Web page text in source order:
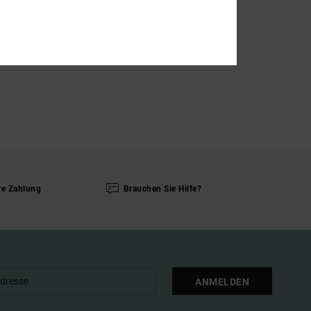
Zahlung Brauchen Sie Hilfe?
ANMELDEN